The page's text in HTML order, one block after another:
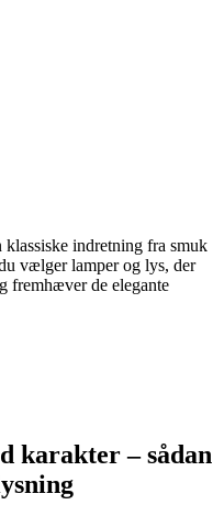
indretning fra smuk
vælger lamper og lys, der
fremhæver de elegante
karakter – sådan